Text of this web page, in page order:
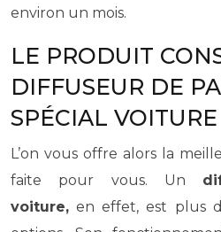
environ un mois.
LE PRODUIT
DIFFUSEUR DE
SPÉCIAL VOITURE
L’on vous offre alors la
faite pour vous. Un
voiture, en effet, est plus